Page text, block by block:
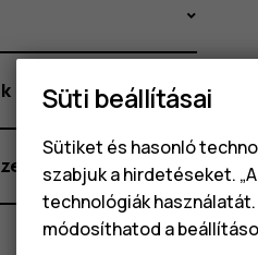
Süti beállításai
Sütiket és hasonló
szabjuk a hirdetéseket.
technológiák
módosíthatod a